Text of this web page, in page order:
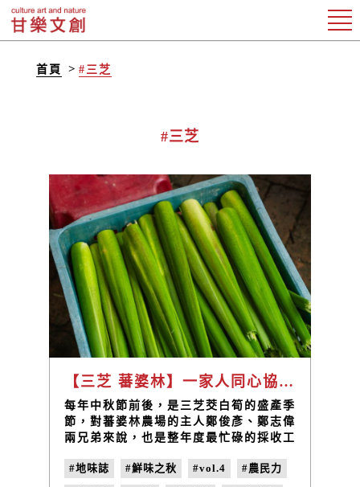
首頁 #三芝
#三芝
【三芝 蕃婆林】一家人同心協力 培育出鮮嫩甜美的三芝茭白筍 / 蕃婆林農場 鄭俊彥、鄭志偉
每年中秋節前後，是三芝茭白筍的盛產季
節，對蕃婆林農場的主人鄭俊彥、鄭志偉
兩兄弟來說，也是整年度最忙碌的採收工
們這段期間的農忙日常。
#地味誌 #鮮味之秋 #vol.4 #農民力